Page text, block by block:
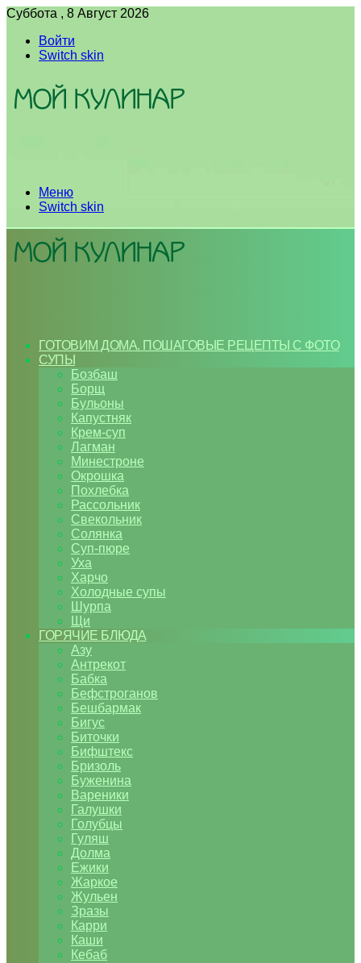
Суббота , 8 Август 2026
Войти
Switch skin
Меню
Switch skin
ГОТОВИМ ДОМА. ПОШАГОВЫЕ РЕЦЕПТЫ С ФОТО
СУПЫ
Бозбаш
Борщ
Бульоны
Капустняк
Крем-суп
Лагман
Минестроне
Окрошка
Похлебка
Рассольник
Свекольник
Солянка
Суп-пюре
Уха
Харчо
Холодные супы
Шурпа
Щи
ГОРЯЧИЕ БЛЮДА
Азу
Антрекот
Бабка
Бефстроганов
Бешбармак
Бигус
Биточки
Бифштекс
Бризоль
Буженина
Вареники
Галушки
Голубцы
Гуляш
Долма
Ежики
Жаркое
Жульен
Зразы
Карри
Каши
Кебаб